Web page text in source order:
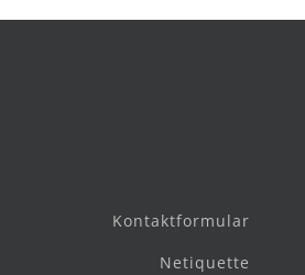
Kontaktformular
Netiquette